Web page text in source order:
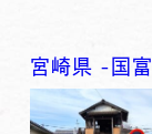
宮崎県 - 国